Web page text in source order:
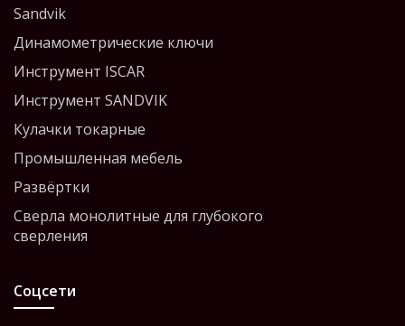
Sandvik
Динамометрические ключи
Инструмент ISCAR
Инструмент SANDVIK
Кулачки токарные
Промышленная мебель
Развёртки
Сверла монолитные для глубокого
сверления
Соцсети